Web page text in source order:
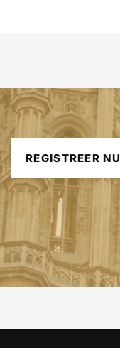
REGISTREER NU